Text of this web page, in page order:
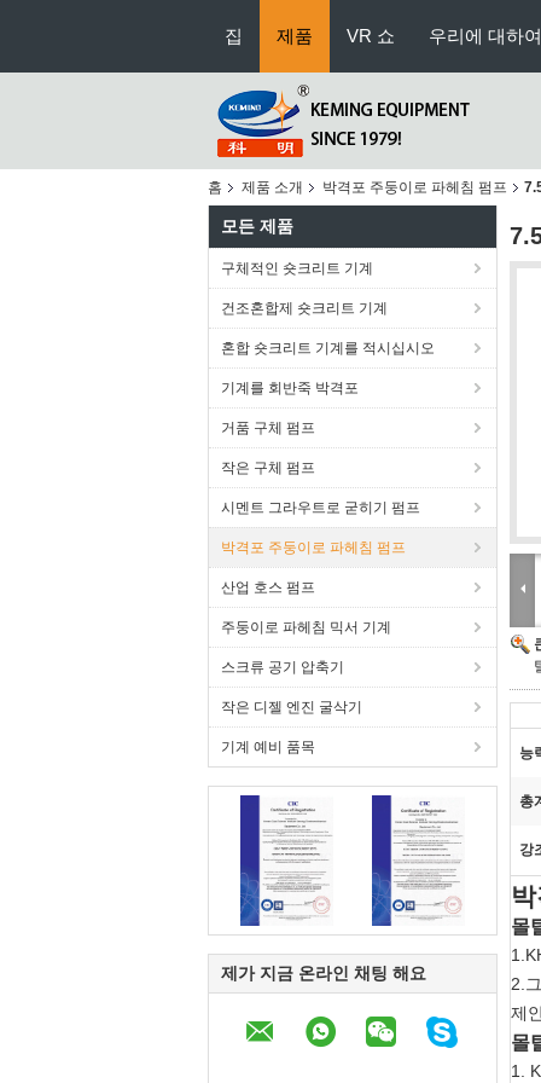
집 제품 VR 쇼 우리에 대하여
홈 제품 소개 박격포 주둥이로 파헤침 펌프
모든 제품
구체적인 숏크리트 기계
건조혼합제 숏크리트 기계
혼합 숏크리트 기계를 적시십시오
기계를 회반죽 박격포
거품 구체 펌프
작은 구체 펌프
시멘트 그라우트로 굳히기 펌프
박격포 주둥이로 파헤침 펌프
산업 호스 펌프
주둥이로 파헤침 믹서 기계
스크류 공기 압축기
작은 디젤 엔진 굴삭기
기계 예비 품목
제가 지금 온라인 채팅 해요
능
총
강
몰
2.
제
몰
1.